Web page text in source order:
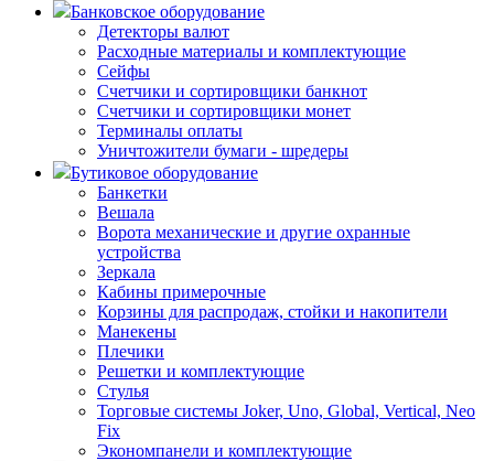
Банковское оборудование
Детекторы валют
Расходные материалы и комплектующие
Сейфы
Счетчики и сортировщики банкнот
Счетчики и сортировщики монет
Терминалы оплаты
Уничтожители бумаги - шредеры
Бутиковое оборудование
Банкетки
Вешала
Ворота механические и другие охранные
устройства
Зеркала
Кабины примерочные
Корзины для распродаж, стойки и накопители
Манекены
Плечики
Решетки и комплектующие
Стулья
Торговые системы Joker, Uno, Global, Vertical, Neo
Fix
Экономпанели и комплектующие